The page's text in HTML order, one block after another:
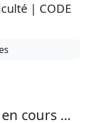
| CODE
cours ...